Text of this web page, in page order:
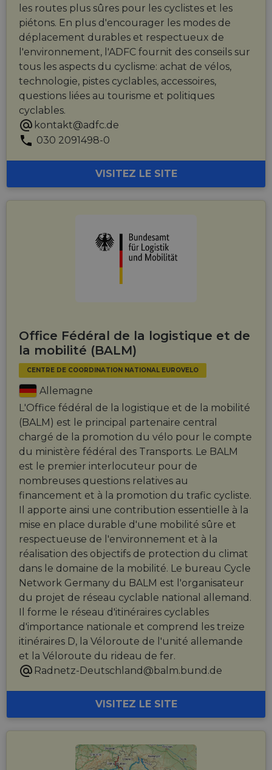
les routes plus sûres pour les cyclistes et les
piétons. En plus d'encourager les modes de
déplacement durables et respectueux de
l'environnement, l'ADFC fournit des conseils sur
tous les aspects du cyclisme: achat de vélos,
technologie, pistes cyclables, accessoires,
questions liées au tourisme et politiques
cyclables.
kontakt@adfc.de
030 2091498-0
VISITEZ LE SITE
Office Fédéral de la logistique et de
la mobilité (BALM)
CENTRE DE COORDINATION NATIONAL EUROVELO
Allemagne
L'Office fédéral de la logistique et de la mobilité
(BALM) est le principal partenaire central
chargé de la promotion du vélo pour le compte
du ministère fédéral des Transports. Le BALM
est le premier interlocuteur pour de
nombreuses questions relatives au
financement et à la promotion du trafic cycliste.
Il apporte ainsi une contribution essentielle à la
mise en place durable d'une mobilité sûre et
respectueuse de l'environnement et à la
réalisation des objectifs de protection du climat
dans le domaine de la mobilité. Le bureau Cycle
Network Germany du BALM est l'organisateur
du projet de réseau cyclable national allemand.
Il forme le réseau d'itinéraires cyclables
d'importance nationale et comprend les treize
itinéraires D, la Véloroute de l'unité allemande
et la Véloroute du rideau de fer.
Radnetz-Deutschland@balm.bund.de
VISITEZ LE SITE